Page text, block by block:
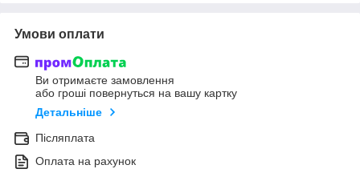
Умови оплати
Ви отримаєте замовлення
або гроші повернуться на вашу картку
Детальніше
Післяплата
Оплата на рахунок